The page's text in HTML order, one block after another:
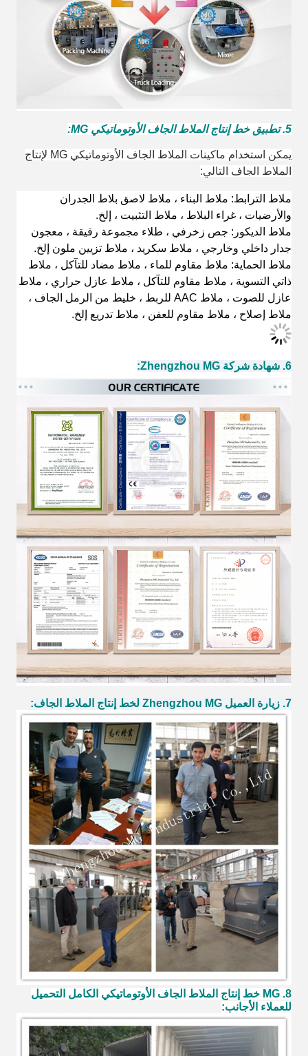
5. تطبيق خط إنتاج الملاط الجاف الأوتوماتيكي MG:
يمكن استخدام ماكينات الملاط الجاف الأوتوماتيكي MG لإنتاج
الملاط الجاف التالي:
ملاط الترابط: ملاط ​​البناء ، ملاط ​​لاصق بلاط الجدران
والأرضيات ، غراء البلاط ، ملاط ​​التثبيت ، إلخ.
ملاط الديكور: جص زخرفي ، طلاء مجموعة رقيقة ، معجون
جدار داخلي وخارجي ، ملاط ​​سكريد ، ملاط ​​تزيين ملون إلخ.
ملاط الحماية: ملاط ​​مقاوم للماء ، ملاط ​​مضاد للتآكل ، ملاط ​​
ذاتي التسوية ، ملاط ​​مقاوم للتآكل ، ملاط ​​عازل حراري ، ملاط
​​عازل للصوت ، ملاط ​​AAC للربط ، خليط من الرمل الجاف ،
ملاط ​​إصلاح ، ملاط ​​مقاوم للعفن ، ملاط ​​تدريع إلخ.
6. شهادة شركة Zhengzhou MG :
7. زيارة العميل Zhengzhou MG لخط إنتاج الملاط الجاف:
8. MG خط إنتاج الملاط الجاف الأوتوماتيكي الكامل التحميل
للعملاء الأجانب: